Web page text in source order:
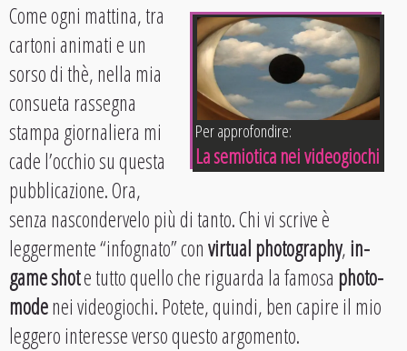
Per approfondire:
La semiotica nei videogiochi
Come ogni mattina, tra
cartoni animati e un
sorso di thè, nella mia
consueta rassegna
stampa giornaliera mi
cade l’occhio su questa
pubblicazione. Ora,
senza nascondervelo più di tanto. Chi vi scrive è
leggermente “infognato” convirtual photography,in-
game shote tutto quello che riguarda la famosa photo-
modenei videogiochi. Potete, quindi, ben capire il mio
leggero interesse verso questo argomento.